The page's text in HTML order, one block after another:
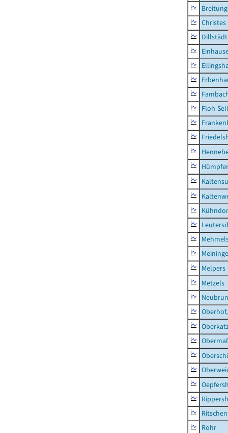
Christes
Dillstädt
Floh-
Melpers
Metzels
Rohr